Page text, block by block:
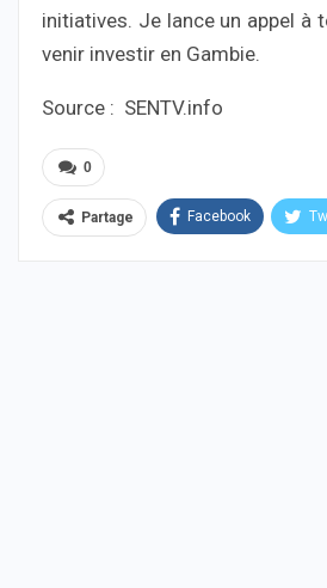
initiatives. Je lance un appel à
venir investir en Gambie.
Source : SENTV.info
0
Partage Facebook